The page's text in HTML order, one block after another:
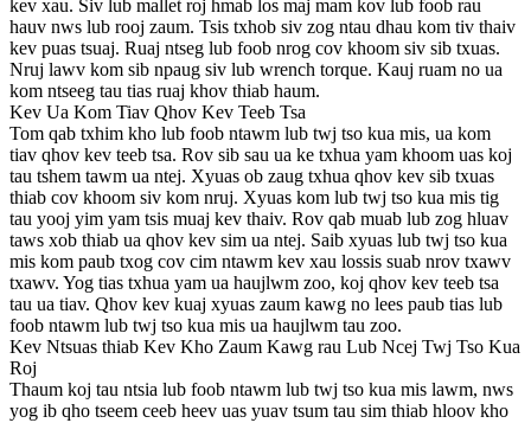
kev xau. Siv lub mallet roj hmab los maj mam kov lub foob rau
hauv nws lub rooj zaum. Tsis txhob siv zog ntau dhau kom tiv thaiv
kev puas tsuaj. Ruaj ntseg lub foob nrog cov khoom siv sib txuas.
Nruj lawv kom sib npaug siv lub wrench torque. Kauj ruam no ua
kom ntseeg tau tias ruaj khov thiab haum.
Kev Ua Kom Tiav Qhov Kev Teeb Tsa
Tom qab txhim kho lub foob ntawm lub twj tso kua mis, ua kom
tiav qhov kev teeb tsa. Rov sib sau ua ke txhua yam khoom uas koj
tau tshem tawm ua ntej. Xyuas ob zaug txhua qhov kev sib txuas
thiab cov khoom siv kom nruj. Xyuas kom lub twj tso kua mis tig
tau yooj yim yam tsis muaj kev thaiv. Rov qab muab lub zog hluav
taws xob thiab ua qhov kev sim ua ntej. Saib xyuas lub twj tso kua
mis kom paub txog cov cim ntawm kev xau lossis suab nrov txawv
txawv. Yog tias txhua yam ua haujlwm zoo, koj qhov kev teeb tsa
tau ua tiav. Qhov kev kuaj xyuas zaum kawg no lees paub tias lub
foob ntawm lub twj tso kua mis ua haujlwm tau zoo.
Kev Ntsuas thiab Kev Kho Zaum Kawg rau Lub Ncej Twj Tso Kua
Roj
Thaum koj tau ntsia lub foob ntawm lub twj tso kua mis lawm, nws
yog ib qho tseem ceeb heev uas yuav tsum tau sim thiab hloov kho